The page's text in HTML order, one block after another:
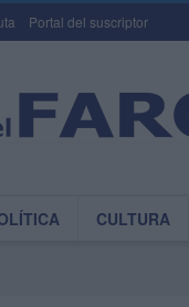
Portal del suscriptor
CULTURA